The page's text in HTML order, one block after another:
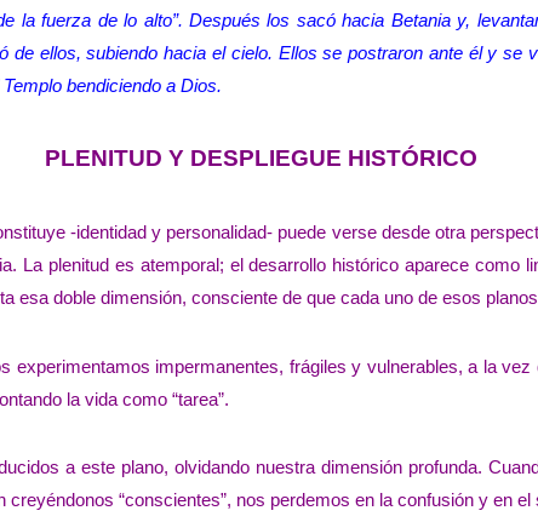
la fuerza de lo alto”. Después los sacó hacia Betania y,
de ellos, subiendo hacia el cielo. Ellos se postraron ante él y se
bendiciendo a Dios.
PLENITUD Y DESPLIEGUE HISTÓRICO
-identidad y personalidad- puede verse desde otra
La plenitud es atemporal; el desarrollo histórico aparece como
esa doble dimensión, consciente de que cada uno de esos
experimentamos impermanentes, frágiles y vulnerables, a la
la vida como “tarea”.
a este plano, olvidando nuestra dimensión profunda.
creyéndonos “conscientes”, nos perdemos en la confusión y en